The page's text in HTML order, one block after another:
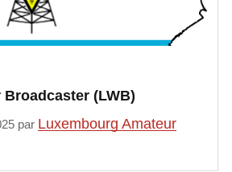
Broadcaster (LWB)
par Luxembourg Amateur